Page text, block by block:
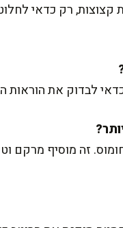
קצוצות, רק כדאי
לבדוק את
זה מוסיף מרקם